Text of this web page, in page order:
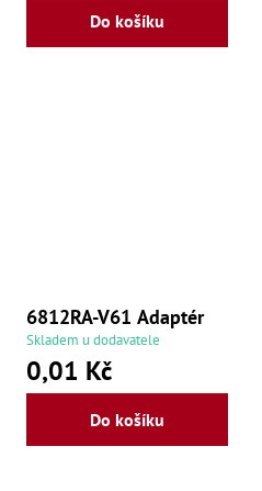
Do košíku
6812RA-V61 Adaptér
Skladem u dodavatele
0,01 Kč
Do košíku